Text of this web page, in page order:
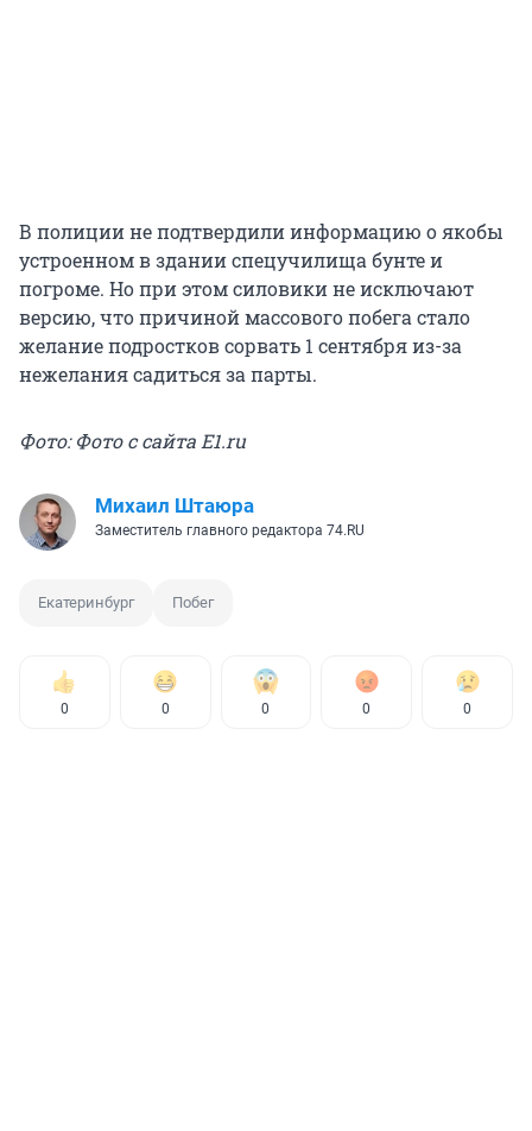
В полиции не подтвердили информацию о якобы
устроенном в здании спецучилища бунте и
погроме. Но при этом силовики не исключают
версию, что причиной массового побега стало
желание подростков сорвать 1 сентября из-за
нежелания садиться за парты.
Фото: Фото с сайта E1.ru
Михаил Штаюра
Заместитель главного редактора 74.RU
Екатеринбург Побег
0 0 0 0 0